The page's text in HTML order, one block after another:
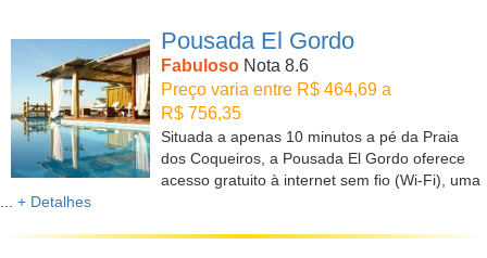
Pousada El Gordo
Fabuloso Nota 8.6
Preço varia entre R$ 464,69 a
R$ 756,35
Situada a apenas 10 minutos a pé da Praia
dos Coqueiros, a Pousada El Gordo oferece
acesso gratuito à internet sem fio (Wi-Fi), uma
... + Detalhes